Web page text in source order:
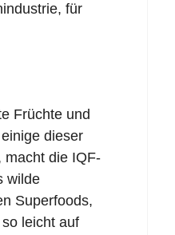
für
Früchte und
dieser
macht die IQF-
wilde
Superfoods,
leicht auf